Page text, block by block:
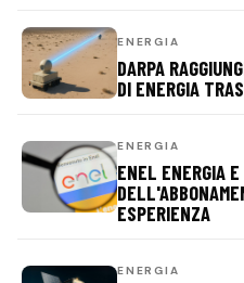
ENERGIA
DARPA
DI ENERGIA
ENERGIA
ENEL ENERGIA
ESPERIENZA
ENERGIA